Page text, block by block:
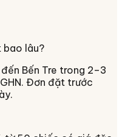
bao lâu?
Bến Tre trong 2–3
Đơn đặt trước